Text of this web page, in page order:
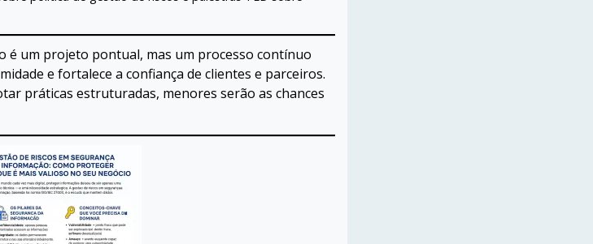
é um projeto pontual, mas um processo contínuo
e fortalece a confiança de clientes e parceiros.
práticas estruturadas, menores serão as chances